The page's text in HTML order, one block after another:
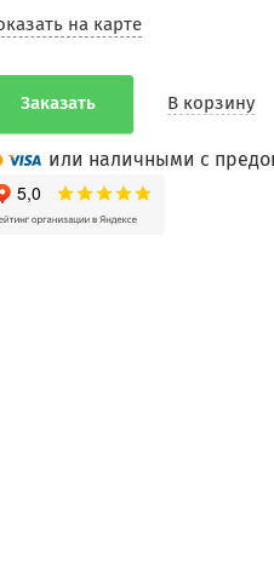
на карте
Заказать В корзину
или наличными с